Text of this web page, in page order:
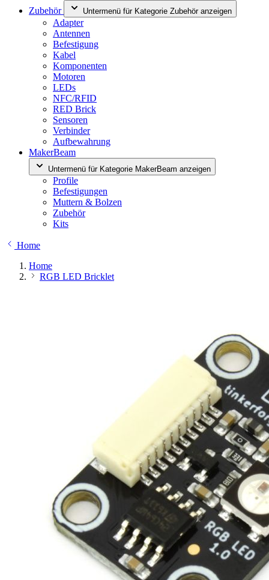
Zubehör
Untermenü für Kategorie Zubehör anzeigen
Adapter
Antennen
Befestigung
Kabel
Komponenten
Motoren
LEDs
NFC/RFID
RED Brick
Sensoren
Verbinder
Aufbewahrung
MakerBeam
Untermenü für Kategorie MakerBeam anzeigen
Profile
Befestigungen
Muttern & Bolzen
Zubehör
Kits
Home
Home
RGB LED Bricklet